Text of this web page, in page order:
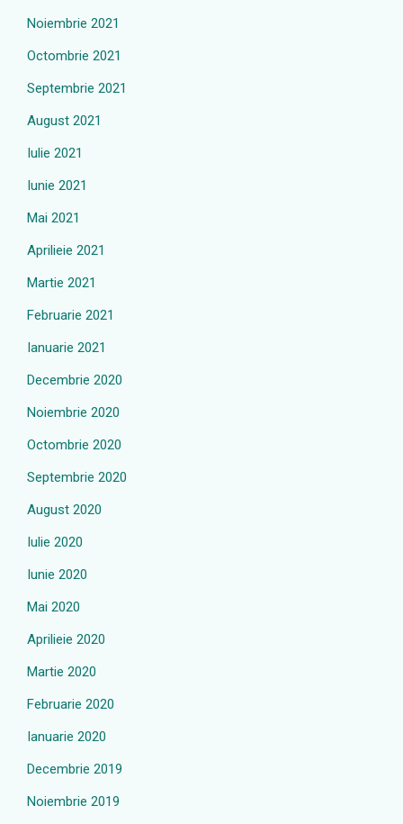
Noiembrie 2021
Octombrie 2021
Septembrie 2021
August 2021
Iulie 2021
Iunie 2021
Mai 2021
Aprilieie 2021
Martie 2021
Februarie 2021
Ianuarie 2021
Decembrie 2020
Noiembrie 2020
Octombrie 2020
Septembrie 2020
August 2020
Iulie 2020
Iunie 2020
Mai 2020
Aprilieie 2020
Martie 2020
Februarie 2020
Ianuarie 2020
Decembrie 2019
Noiembrie 2019